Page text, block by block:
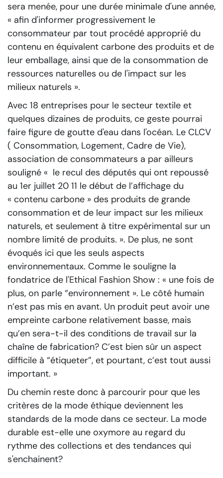
sera menée, pour une durée minimale d'une année,
« afin d'informer progressivement le
consommateur par tout procédé approprié du
contenu en équivalent carbone des produits et de
leur emballage, ainsi que de la consommation de
ressources naturelles ou de l'impact sur les
milieux naturels ».
Avec 18 entreprises pour le secteur textile et
quelques dizaines de produits, ce geste pourrai
faire figure de goutte d'eau dans l'océan. Le CLCV
( Consommation, Logement, Cadre de Vie),
association de consommateurs a par ailleurs
souligné « le recul des députés qui ont repoussé
au 1er juillet 20 11 le début de l’affichage du
« contenu carbone » des produits de grande
consommation et de leur impact sur les milieux
naturels, et seulement à titre expérimental sur un
nombre limité de produits. ». De plus, ne sont
évoqués ici que les seuls aspects
environnementaux. Comme le souligne la
fondatrice de l'Ethical Fashion Show : « une fois de
plus, on parle “environnement ». Le côté humain
n’est pas mis en avant. Un produit peut avoir une
empreinte carbone relativement basse, mais
qu’en sera-t-il des conditions de travail sur la
chaîne de fabrication? C’est bien sûr un aspect
difficile à “étiqueter”, et pourtant, c’est tout aussi
important. »
Du chemin reste donc à parcourir pour que les
critères de la mode éthique deviennent les
standards de la mode dans ce secteur. La mode
durable est-elle une oxymore au regard du
rythme des collections et des tendances qui
s'enchainent?